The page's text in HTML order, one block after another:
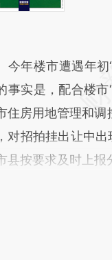
年楼市遭遇年初“
事实是，配合楼
住房用地管理和调
对招拍挂出让中
县按要求及时上报